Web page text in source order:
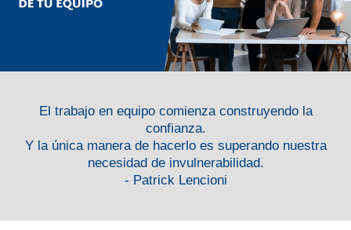
El trabajo en equipo comienza construyendo la
confianza.
Y la única manera de hacerlo es superando nuestra
necesidad de invulnerabilidad.
- Patrick Lencioni